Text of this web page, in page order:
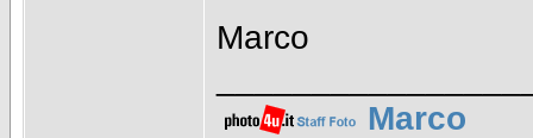
Marco
Marco